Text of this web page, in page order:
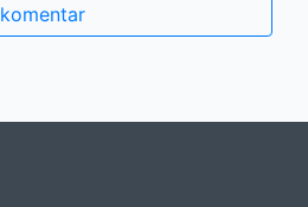
komentar